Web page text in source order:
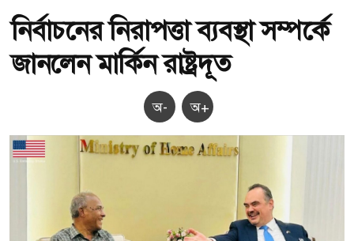
নির্বাচনের নিরাপত্তা ব্যবস্থা সম্পর্কে
জানলেন মার্কিন রাষ্ট্রদূত
অ- অ+